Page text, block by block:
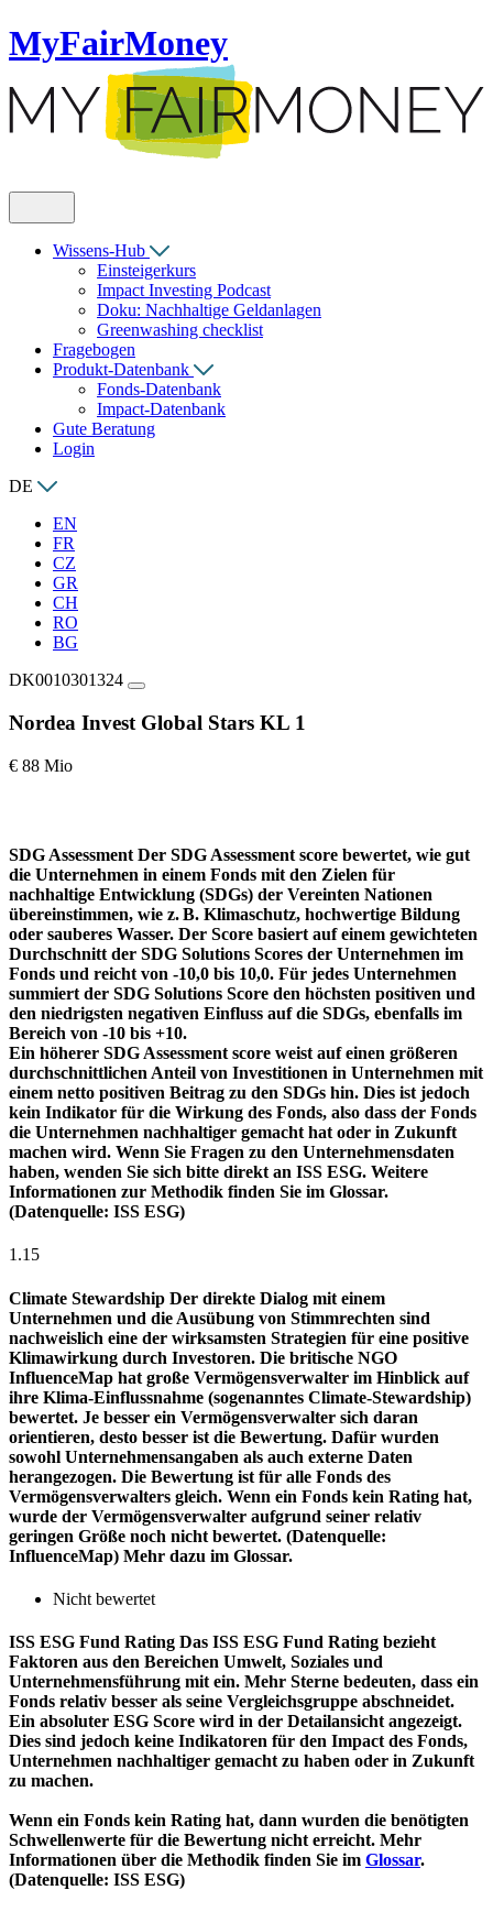
MyFairMoney
Wissens-Hub
Einsteigerkurs
Impact Investing Podcast
Doku: Nachhaltige Geldanlagen
Greenwashing checklist
Fragebogen
Produkt-Datenbank
Fonds-Datenbank
Impact-Datenbank
Gute Beratung
Login
DE
EN
FR
CZ
GR
CH
RO
BG
DK0010301324
Nordea Invest Global Stars KL 1
€ 88 Mio
SDG Assessment Der SDG Assessment score bewertet, wie gut
die Unternehmen in einem Fonds mit den Zielen für
nachhaltige Entwicklung (SDGs) der Vereinten Nationen
übereinstimmen, wie z. B. Klimaschutz, hochwertige Bildung
oder sauberes Wasser. Der Score basiert auf einem gewichteten
Durchschnitt der SDG Solutions Scores der Unternehmen im
Fonds und reicht von -10,0 bis 10,0. Für jedes Unternehmen
summiert der SDG Solutions Score den höchsten positiven und
den niedrigsten negativen Einfluss auf die SDGs, ebenfalls im
Bereich von -10 bis +10.
Ein höherer SDG Assessment score weist auf einen größeren
durchschnittlichen Anteil von Investitionen in Unternehmen mit
einem netto positiven Beitrag zu den SDGs hin. Dies ist jedoch
kein Indikator für die Wirkung des Fonds, also dass der Fonds
die Unternehmen nachhaltiger gemacht hat oder in Zukunft
machen wird. Wenn Sie Fragen zu den Unternehmensdaten
haben, wenden Sie sich bitte direkt an ISS ESG. Weitere
Informationen zur Methodik finden Sie im Glossar.
(Datenquelle: ISS ESG)
1.15
Climate Stewardship Der direkte Dialog mit einem
Unternehmen und die Ausübung von Stimmrechten sind
nachweislich eine der wirksamsten Strategien für eine positive
Klimawirkung durch Investoren. Die britische NGO
InfluenceMap hat große Vermögensverwalter im Hinblick auf
ihre Klima-Einflussnahme (sogenanntes Climate-Stewardship)
bewertet. Je besser ein Vermögensverwalter sich daran
orientieren, desto besser ist die Bewertung. Dafür wurden
sowohl Unternehmensangaben als auch externe Daten
herangezogen. Die Bewertung ist für alle Fonds des
Vermögensverwalters gleich. Wenn ein Fonds kein Rating hat,
wurde der Vermögensverwalter aufgrund seiner relativ
geringen Größe noch nicht bewertet. (Datenquelle:
InfluenceMap) Mehr dazu im Glossar.
Nicht bewertet
ISS ESG Fund Rating Das ISS ESG Fund Rating bezieht
Faktoren aus den Bereichen Umwelt, Soziales und
Unternehmensführung mit ein. Mehr Sterne bedeuten, dass ein
Fonds relativ besser als seine Vergleichsgruppe abschneidet.
Ein absoluter ESG Score wird in der Detailansicht angezeigt.
Dies sind jedoch keine Indikatoren für den Impact des Fonds,
Unternehmen nachhaltiger gemacht zu haben oder in Zukunft
zu machen.
Wenn ein Fonds kein Rating hat, dann wurden die benötigten
Schwellenwerte für die Bewertung nicht erreicht. Mehr
Informationen über die Methodik finden Sie im Glossar.
(Datenquelle: ISS ESG)